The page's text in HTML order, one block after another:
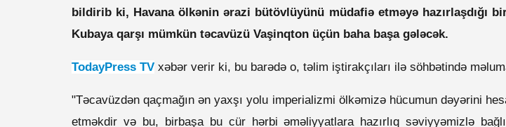
bildirib ki, Havana ölkənin ərazi bütövlüyünü müdafiə etməyə hazırlaşdığı
Kubaya qarşı mümkün təcavüzü Vaşinqton üçün baha başa gələcək.
TodayPress TV xəbər verir ki, bu barədə o, təlim iştirakçıları ilə söhbətində
"Təcavüzdən qaçmağın ən yaxşı yolu imperializmi ölkəmizə hücumun dəyərini
etməkdir və bu, birbaşa bu cür hərbi əməliyyatlara hazırlıq səviyyəmizlə